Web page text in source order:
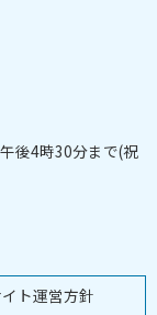
ト運営方針
後4時30分まで(祝